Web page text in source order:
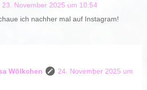
23. November 2025 um 10:54
ich nachher mal auf Instagram!
Wölkchen
24. November 2025 um